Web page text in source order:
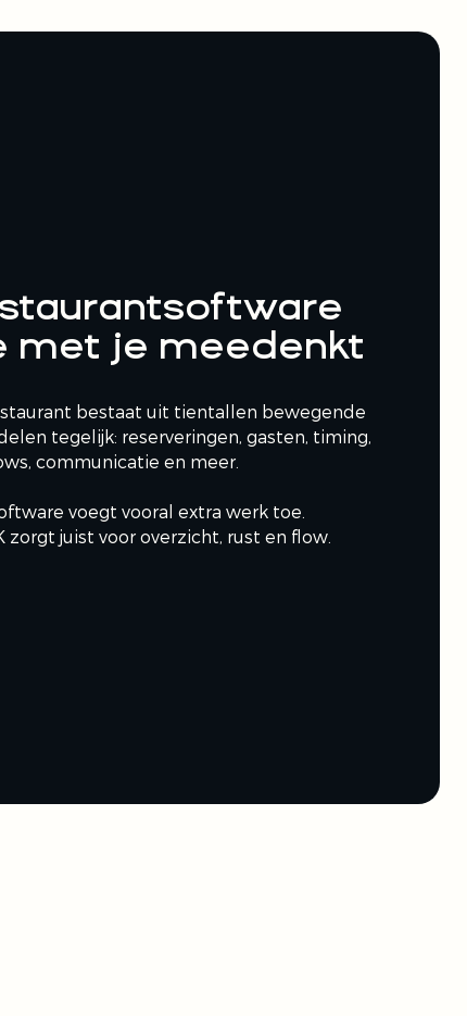
met je meedenkt
bestaat uit tientallen bewegende
tegelijk: reserveringen, gasten, timing,
communicatie en meer.
voegt vooral extra werk toe.
zorgt juist voor overzicht, rust en flow.